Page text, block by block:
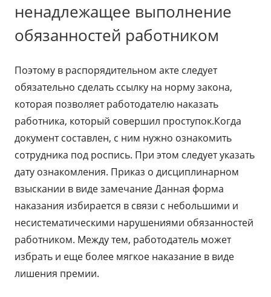
ненадлежащее выполнение
обязанностей работником
Поэтому в распорядительном акте следует
обязательно сделать ссылку на норму закона,
которая позволяет работодателю наказать
работника, который совершил проступок.Когда
документ составлен, с ним нужно ознакомить
сотрудника под роспись. При этом следует указать
дату ознакомления. Приказ о дисциплинарном
взыскании в виде замечание Данная форма
наказания избирается в связи с небольшими и
несистематическими нарушениями обязанностей
работником. Между тем, работодатель может
избрать и еще более мягкое наказание в виде
лишения премии.